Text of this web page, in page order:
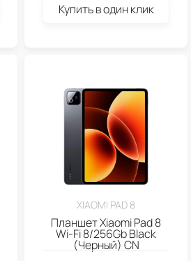
Купить в один клик
XIAOMI PAD 8
Планшет Xiaomi Pad 8
Wi-Fi 8/256Gb Black
(Черный) CN